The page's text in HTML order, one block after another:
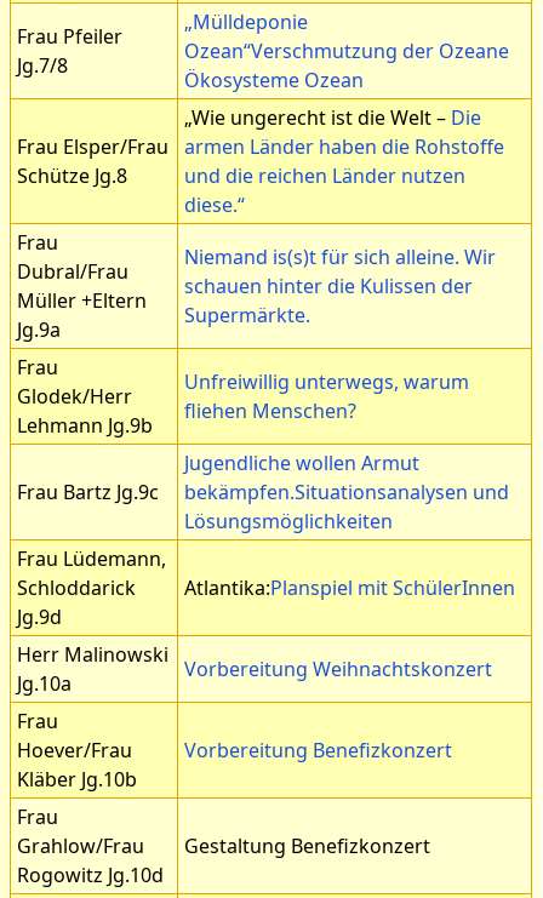
Frau Pfeiler
Jg.7/8
„Mülldeponie
Ozean“Verschmutzung der Ozeane
Ökosysteme Ozean
Frau Elsper/Frau
Schütze Jg.8
„Wie ungerecht ist die Welt – Die
armen Länder haben die Rohstoffe
und die reichen Länder nutzen
diese.“
Frau
Dubral/Frau
Müller +Eltern
Jg.9a
Niemand is(s)t für sich alleine. Wir
schauen hinter die Kulissen der
Supermärkte.
Frau
Glodek/Herr
Lehmann Jg.9b
Unfreiwillig unterwegs, warum
fliehen Menschen?
Frau Bartz Jg.9c
Jugendliche wollen Armut
bekämpfen.Situationsanalysen und
Lösungsmöglichkeiten
Frau Lüdemann,
Schloddarick
Jg.9d
Atlantika:Planspiel mit SchülerInnen
Herr Malinowski
Jg.10a
Vorbereitung Weihnachtskonzert
Frau
Hoever/Frau
Kläber Jg.10b
Vorbereitung Benefizkonzert
Frau
Grahlow/Frau
Rogowitz Jg.10d
Gestaltung Benefizkonzert